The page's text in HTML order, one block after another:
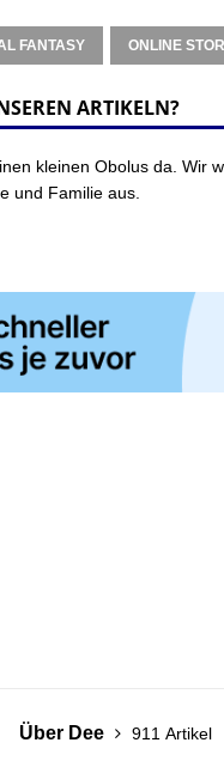
FANTASY ONLINE
ARTIKELN?
kleinen Obolus da. Wir
und Familie aus.
Über Dee
911 Artikel